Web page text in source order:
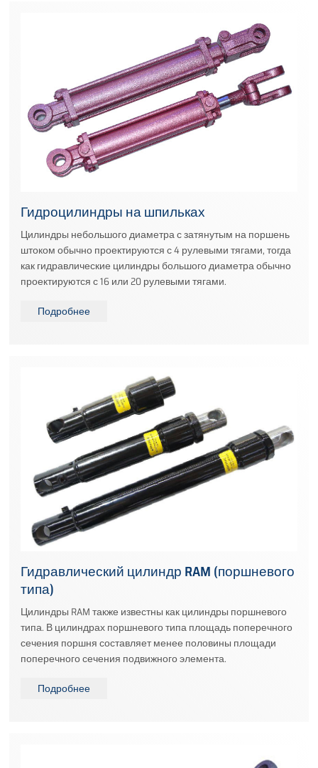
Гидроцилиндры на шпильках
Цилиндры небольшого диаметра с затянутым на поршень
штоком обычно проектируются с 4 рулевыми тягами, тогда
как гидравлические цилиндры большого диаметра обычно
проектируются с 16 или 20 рулевыми тягами.
Подробнее
Гидравлический цилиндр RAM (поршневого
типа)
Цилиндры RAM также известны как цилиндры поршневого
типа. В цилиндрах поршневого типа площадь поперечного
сечения поршня составляет менее половины площади
поперечного сечения подвижного элемента.
Подробнее